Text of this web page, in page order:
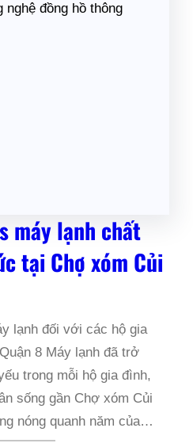
đồng hồ thông
máy lạnh chất
tại Chợ xóm Củi
lạnh đối với các hộ gia
8 Máy lạnh đã trở
trong mỗi hộ gia đình,
sống gần Chợ xóm Củi
nóng quanh năm của…